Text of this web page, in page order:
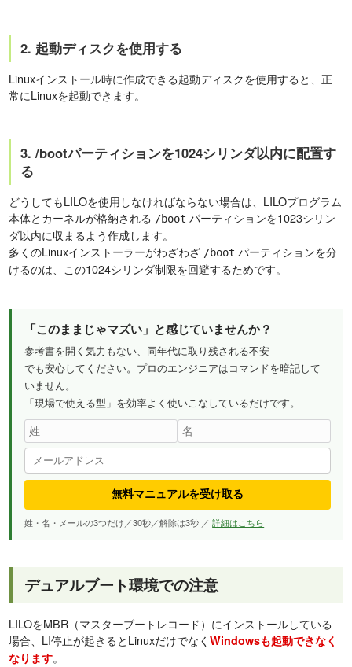
2. 起動ディスクを使用する
Linuxインストール時に作成できる起動ディスクを使用すると、正
常にLinuxを起動できます。
3. /bootパーティションを1024シリンダ以内に配置す
る
どうしてもLILOを使用しなければならない場合は、LILOプログラム
本体とカーネルが格納される /boot パーティションを1023シリン
ダ以内に収まるよう作成します。
多くのLinuxインストーラーがわざわざ /boot パーティションを分
けるのは、この1024シリンダ制限を回避するためです。
「このままじゃマズい」と感じていませんか？
参考書を開く気力もない、同年代に取り残される不安——
でも安心してください。プロのエンジニアはコマンドを暗記して
いません。
「現場で使える型」を効率よく使いこなしているだけです。
無料マニュアルを受け取る
姓・名・メールの3つだけ／30秒／解除は3秒 ／詳細はこちら
デュアルブート環境での注意
LILOをMBR（マスターブートレコード）にインストールしている
場合、LI停止が起きるとLinuxだけでなくWindowsも起動できなく
なります。